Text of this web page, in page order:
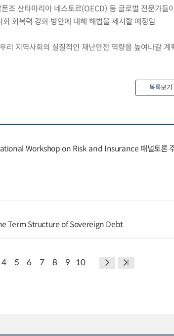
조 산타마리아 네스토르(OECD) 등 글로벌 전문가들이
회복력 강화 방안에 대해 해법을 제시할 예정임.
지역사회의 실질적인 재난안전 역량을 높여나갈 계
목록보기
Workshop on Risk and Insurance 패널토론
Term Structure of Sovereign Debt
4 5 6 7 8 9 10